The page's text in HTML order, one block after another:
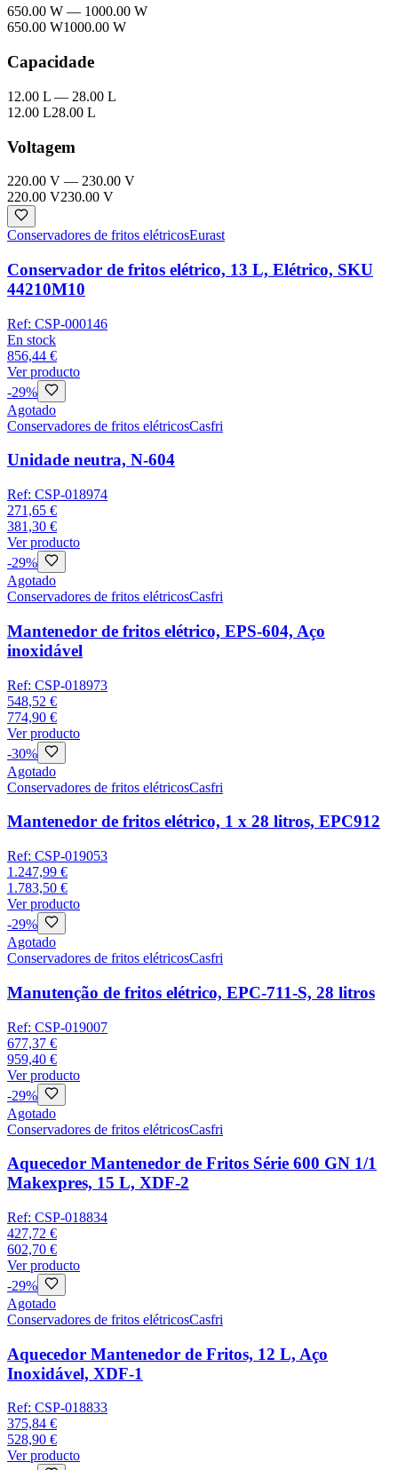
650.00 W — 1000.00 W
650.00 W1000.00 W
Capacidade
12.00 L — 28.00 L
12.00 L28.00 L
Voltagem
220.00 V — 230.00 V
220.00 V230.00 V
Conservadores de fritos elétricosEurast
Conservador de fritos elétrico, 13 L, Elétrico, SKU
44210M10
Ref: CSP-000146
En stock
856,44 €
Ver producto
-29%
Agotado
Conservadores de fritos elétricosCasfri
Unidade neutra, N-604
Ref: CSP-018974
271,65 €
381,30 €
Ver producto
-29%
Agotado
Conservadores de fritos elétricosCasfri
Mantenedor de fritos elétrico, EPS-604, Aço
inoxidável
Ref: CSP-018973
548,52 €
774,90 €
Ver producto
-30%
Agotado
Conservadores de fritos elétricosCasfri
Mantenedor de fritos elétrico, 1 x 28 litros, EPC912
Ref: CSP-019053
1.247,99 €
1.783,50 €
Ver producto
-29%
Agotado
Conservadores de fritos elétricosCasfri
Manutenção de fritos elétrico, EPC-711-S, 28 litros
Ref: CSP-019007
677,37 €
959,40 €
Ver producto
-29%
Agotado
Conservadores de fritos elétricosCasfri
Aquecedor Mantenedor de Fritos Série 600 GN 1/1
Makexpres, 15 L, XDF-2
Ref: CSP-018834
427,72 €
602,70 €
Ver producto
-29%
Agotado
Conservadores de fritos elétricosCasfri
Aquecedor Mantenedor de Fritos, 12 L, Aço
Inoxidável, XDF-1
Ref: CSP-018833
375,84 €
528,90 €
Ver producto